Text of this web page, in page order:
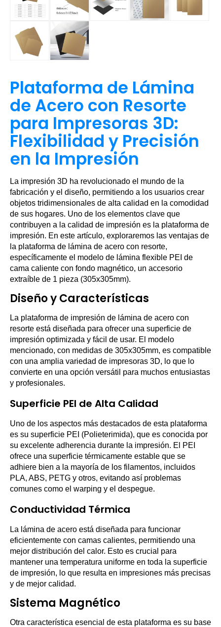
Plataforma de Lámina
de Acero con Resorte
para Impresoras 3D:
Flexibilidad y Precisión
en la Impresión
La impresión 3D ha revolucionado el mundo de la
fabricación y el diseño, permitiendo a los usuarios crear
objetos tridimensionales de alta calidad en la comodidad
de sus hogares. Uno de los elementos clave que
contribuyen a la calidad de impresión es la plataforma de
impresión. En este artículo, exploraremos las ventajas de
la plataforma de lámina de acero con resorte,
específicamente el modelo de lámina flexible PEI de
cama caliente con fondo magnético, un accesorio
extraíble de 1 pieza (305x305mm).
Diseño y Características
La plataforma de impresión de lámina de acero con
resorte está diseñada para ofrecer una superficie de
impresión optimizada y fácil de usar. El modelo
mencionado, con medidas de 305x305mm, es compatible
con una amplia variedad de impresoras 3D, lo que lo
convierte en una opción versátil para muchos entusiastas
y profesionales.
Superficie PEI de Alta Calidad
Uno de los aspectos más destacados de esta plataforma
es su superficie PEI (Polieterimida), que es conocida por
su excelente adherencia durante la impresión. El PEI
ofrece una superficie térmicamente estable que se
adhiere bien a la mayoría de los filamentos, incluidos
PLA, ABS, PETG y otros, evitando así problemas
comunes como el warping y el despegue.
Conductividad Térmica
La lámina de acero está diseñada para funcionar
eficientemente con camas calientes, permitiendo una
mejor distribución del calor. Esto es crucial para
mantener una temperatura uniforme en toda la superficie
de impresión, lo que resulta en impresiones más precisas
y de mejor calidad.
Sistema Magnético
Otra característica esencial de esta plataforma es su base